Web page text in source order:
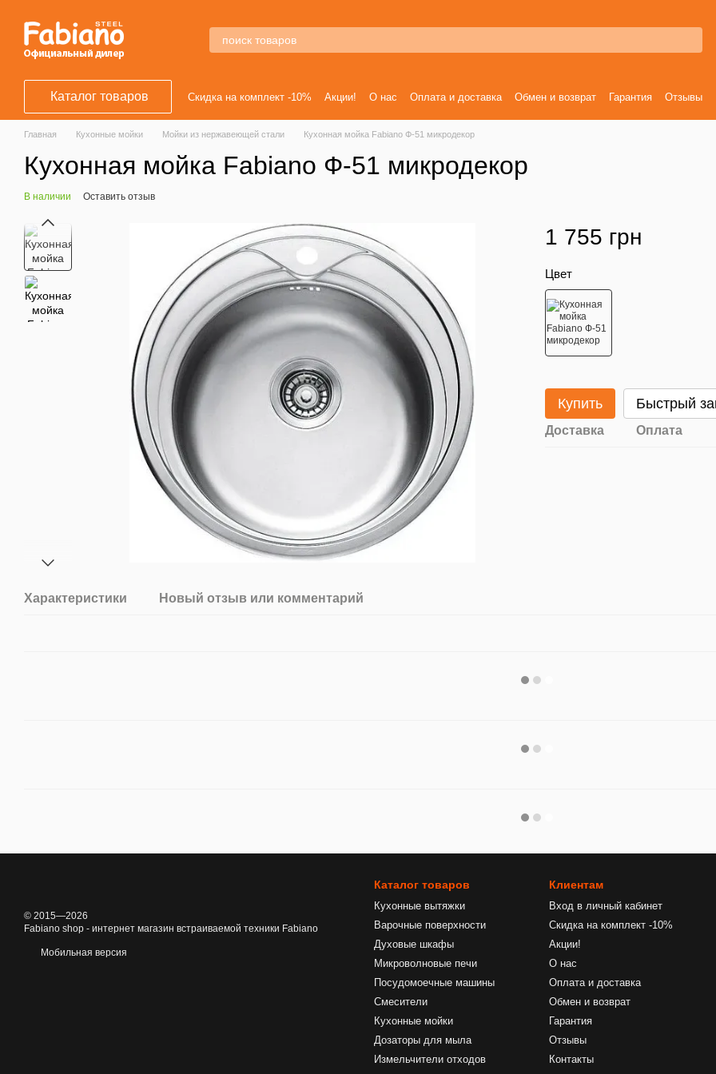
Каталог товаров Скидка на комплект -10% Акции! О нас Оплата и доставка Обмен и возврат Гарантия Отзывы
Главная Кухонные мойки Мойки из нержавеющей стали Кухонная мойка Fabiano Ф-51 микродекор
Кухонная мойка Fabiano Ф-51 микродекор
В наличии Оставить отзыв
1 755 грн
Цвет
Купить Быстрый
Доставка Оплата
Характеристики Новый отзыв или комментарий
© 2015—2026
Fabiano shop - интернет магазин встраиваемой техники Fabiano
Мобильная версия
Каталог товаров
Кухонные вытяжки
Варочные поверхности
Духовые шкафы
Микроволновые печи
Посудомоечные машины
Смесители
Кухонные мойки
Дозаторы для мыла
Измельчители отходов
Клиентам
Вход в личный кабинет
Скидка на комплект -10%
Акции!
О нас
Оплата и доставка
Обмен и возврат
Гарантия
Отзывы
Контакты